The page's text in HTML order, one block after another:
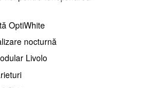
OptiWhite
nocturnă
Livolo